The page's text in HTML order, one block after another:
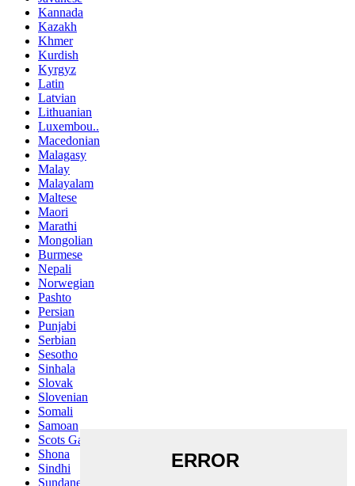
Kannada
Kazakh
Khmer
Kurdish
Kyrgyz
Latin
Latvian
Lithuanian
Luxembou..
Macedonian
Malagasy
Malay
Malayalam
Maltese
Maori
Marathi
Mongolian
Burmese
Nepali
Norwegian
Pashto
Persian
Punjabi
Serbian
Sesotho
Sinhala
Slovak
Slovenian
Somali
Samoan
Scots Gaelic
Shona
Sindhi
Sundanese